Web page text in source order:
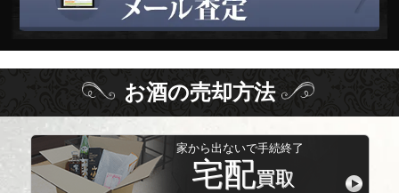
お酒の売却方法
家から出ないで手続終了
宅配買取